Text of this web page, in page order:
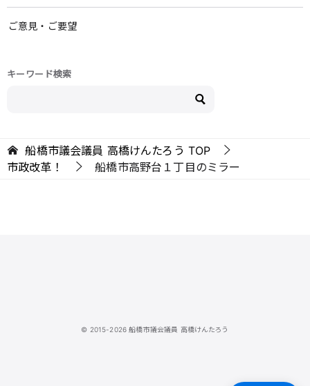
ご意見・ご要望
キーワード検索
船橋市議会議員 高橋けんたろう TOP
市政改革！
船橋市高野台１丁目のミラー
© 2015-2026 船橋市議会議員 高橋けんたろう